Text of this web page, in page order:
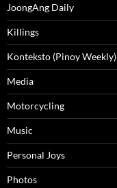
JoongAng Daily
Killings
Konteksto (Pinoy Weekly)
Media
Motorcycling
Music
Personal Joys
Photos